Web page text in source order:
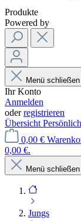
Produkte
Powered by
Menü schließen
Ihr Konto
Anmelden
oderregistrieren
Übersicht
0,00 €
0,00 €.
Menü schließen
Jungs